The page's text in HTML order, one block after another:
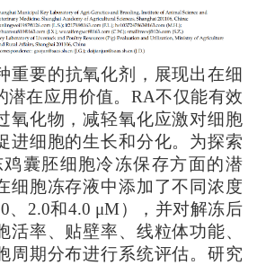
重要的抗氧化剂，展现出在细
潜在应用价值。RA不仅能有效
氧化物，减轻氧化应激对细胞
进细胞的生长和分化。为探索
囊胚细胞冷冻保存方面的潜
细胞冻存液中添加了不同浓度
、2.0和4.0 μM），并对解冻后
活率、贴壁率、线粒体功能、
周期分布进行系统评估。研究